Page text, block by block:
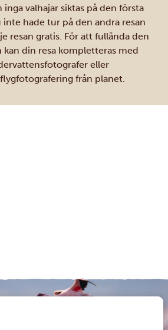
valhajar siktas på den första
hade tur på den andra resan
resan gratis. För att fullända den
kan din resa kompletteras med
eller
från planet.